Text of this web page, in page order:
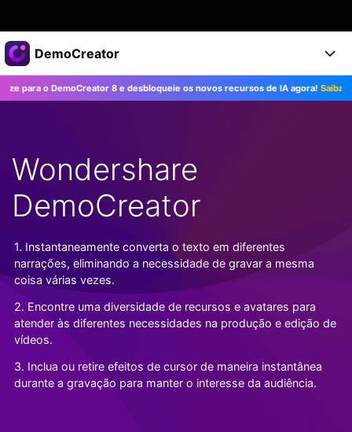
Produtos em destaque
Criatividade digital com IA generativa
Utilitários
Negócios
Sala de imprensa
Loja
Suporte
DemoCreator
Produtos
Recursos
Todos os recursos >
Recursos de IA
Dicas de IA
Todos os recursos de IA >
Soluções
DemoCreator para
Blog
Mais Soluções >
Central de Ajuda
Começe a Usar
Suporte
TESTE GRÁTIS COMPRE AGORA
Entrar
o DemoCreator 8 e desbloqueie os novos recursos de IA agora!Saiba Mais>>
Wondershare
DemoCreator
1. Instantaneamente converta o texto em diferentes
narrações, eliminando a necessidade de gravar a mesma
coisa várias vezes.
2. Encontre uma diversidade de recursos e avatares para
atender às diferentes necessidades na produção e edição de
vídeos.
3. Inclua ou retire efeitos de cursor de maneira instantânea
durante a gravação para manter o interesse da audiência.